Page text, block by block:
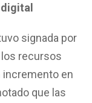
digital
signada por
los recursos
incremento en
que las